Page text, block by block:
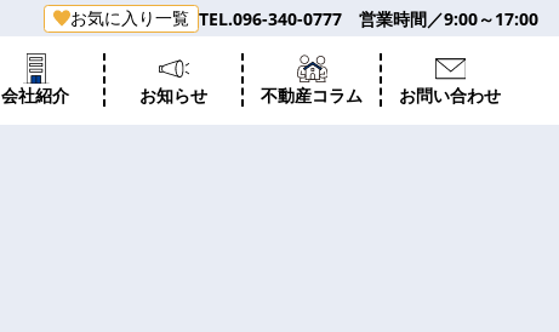
お気に入り一覧 TEL.096-340-0777 営業時間／9:00～17:00
会社紹介 お知らせ 不動産コラム お問い合わせ